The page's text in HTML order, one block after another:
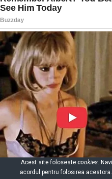
Acest site foloseste cookies.
acordul pentru folosirea acestora.